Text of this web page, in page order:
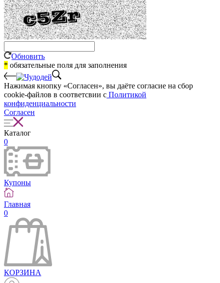
Обновить
* обязательные поля для заполнения
Нажимая кнопку «Согласен», вы даёте cогласие на сбор
cookie-файлов в соответсвии с Политикой
конфиденциальности
Согласен
Каталог
0
Купоны
Главная
0
КОРЗИНА